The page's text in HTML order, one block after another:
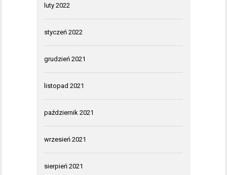
luty 2022
styczeń 2022
grudzień 2021
listopad 2021
październik 2021
wrzesień 2021
sierpień 2021